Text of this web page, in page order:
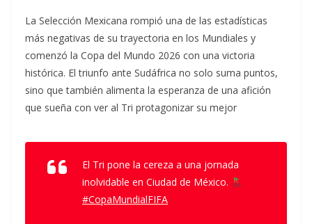
La Selección Mexicana rompió una de las estadísticas
más negativas de su trayectoria en los Mundiales y
comenzó la Copa del Mundo 2026 con una victoria
histórica. El triunfo ante Sudáfrica no solo suma puntos,
sino que también alimenta la esperanza de una afición
que sueña con ver al Tri protagonizar su mejor
El Tri pone la cereza a una jornada
inolvidable en Ciudad de México.
#CopaMundialFIFA